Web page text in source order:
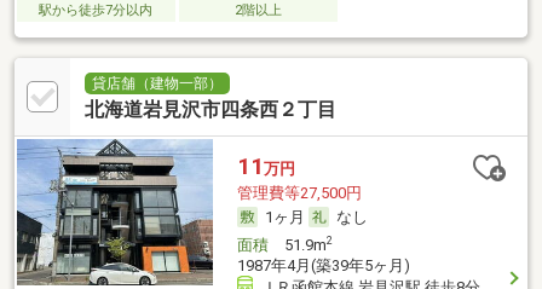
駅から徒歩7分以内 2階以上
貸店舗（建物一部）
北海道岩見沢市四条西２丁目
11 万円
管理費等27,500円
1ヶ月
なし
面積51.9m2
1987年4月(築39年5ヶ月)